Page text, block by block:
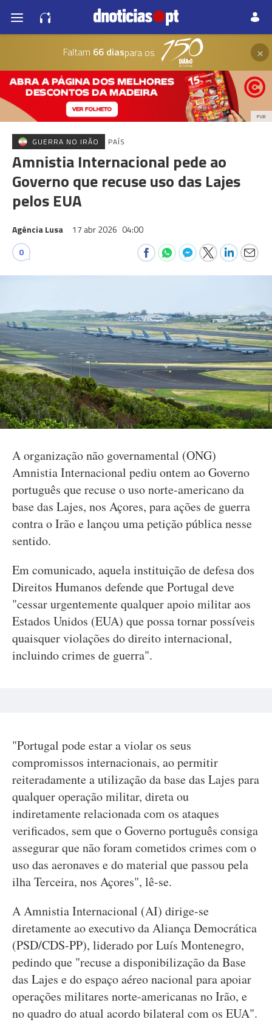
Faltam 66 diaspara os ×
PUB
GUERRA NO IRÃO PAÍS
Amnistia Internacional pede ao
Governo que recuse uso das Lajes
pelos EUA
Agência Lusa 17 abr 2026 04:00
0
A organização não governamental (ONG)
Amnistia Internacional pediu ontem ao Governo
português que recuse o uso norte-americano da
base das Lajes, nos Açores, para ações de guerra
contra o Irão e lançou uma petição pública nesse
sentido.
Em comunicado, aquela instituição de defesa dos
Direitos Humanos defende que Portugal deve
"cessar urgentemente qualquer apoio militar aos
Estados Unidos (EUA) que possa tornar possíveis
quaisquer violações do direito internacional,
incluindo crimes de guerra".
"Portugal pode estar a violar os seus
compromissos internacionais, ao permitir
reiteradamente a utilização da base das Lajes para
qualquer operação militar, direta ou
indiretamente relacionada com os ataques
verificados, sem que o Governo português consiga
assegurar que não foram cometidos crimes com o
uso das aeronaves e do material que passou pela
ilha Terceira, nos Açores", lê-se.
A Amnistia Internacional (AI) dirige-se
diretamente ao executivo da Aliança Democrática
(PSD/CDS-PP), liderado por Luís Montenegro,
pedindo que "recuse a disponibilização da Base
das Lajes e do espaço aéreo nacional para apoiar
operações militares norte-americanas no Irão, e
no quadro do atual acordo bilateral com os EUA".